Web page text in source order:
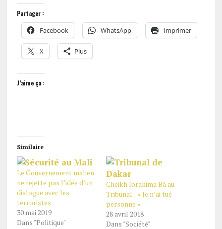
Partager :
Facebook WhatsApp Imprimer
X Plus
J’aime ça :
Similaire
Le Gouvernement malien
ne rejette pas l’idée d’un
dialogue avec les
terroristes
30 mai 2019
Dans "Politique"
Cheikh Ibrahima Bâ au
Tribunal : « Je n’ai tué
personne »
28 avril 2018
Dans "Société"